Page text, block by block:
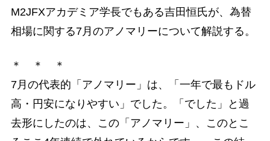
M2JFXアカデミア学長でもある吉田恒氏が、為替
相場に関する7月のアノマリーについて解説する。
＊ ＊ ＊
7月の代表的「アノマリー」は、「一年で最もドル
高・円安になりやすい」でした。「でした」と過
去形にしたのは、この「アノマリー」、このとこ